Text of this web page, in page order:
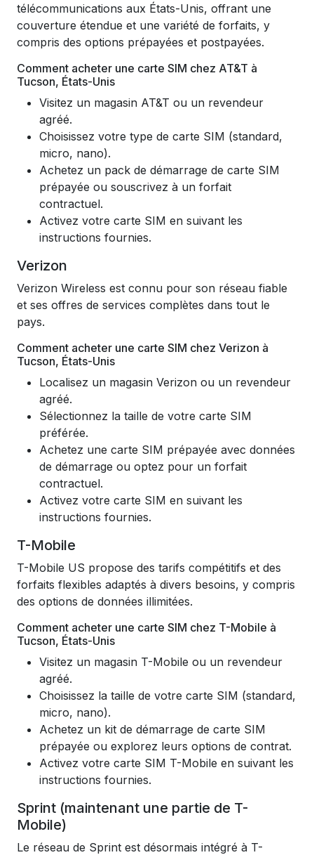
télécommunications aux États-Unis, offrant une
couverture étendue et une variété de forfaits, y
compris des options prépayées et postpayées.
Comment acheter une carte SIM chez AT&T à
Tucson, États-Unis
Visitez un magasin AT&T ou un revendeur
agréé.
Choisissez votre type de carte SIM (standard,
micro, nano).
Achetez un pack de démarrage de carte SIM
prépayée ou souscrivez à un forfait
contractuel.
Activez votre carte SIM en suivant les
instructions fournies.
Verizon
Verizon Wireless est connu pour son réseau fiable
et ses offres de services complètes dans tout le
pays.
Comment acheter une carte SIM chez Verizon à
Tucson, États-Unis
Localisez un magasin Verizon ou un revendeur
agréé.
Sélectionnez la taille de votre carte SIM
préférée.
Achetez une carte SIM prépayée avec données
de démarrage ou optez pour un forfait
contractuel.
Activez votre carte SIM en suivant les
instructions fournies.
T-Mobile
T-Mobile US propose des tarifs compétitifs et des
forfaits flexibles adaptés à divers besoins, y compris
des options de données illimitées.
Comment acheter une carte SIM chez T-Mobile à
Tucson, États-Unis
Visitez un magasin T-Mobile ou un revendeur
agréé.
Choisissez la taille de votre carte SIM (standard,
micro, nano).
Achetez un kit de démarrage de carte SIM
prépayée ou explorez leurs options de contrat.
Activez votre carte SIM T-Mobile en suivant les
instructions fournies.
Sprint (maintenant une partie de T-
Mobile)
Le réseau de Sprint est désormais intégré à T-